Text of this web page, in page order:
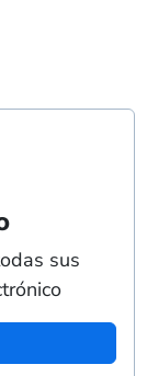
sus